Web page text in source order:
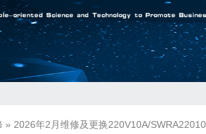
» 2026年2月维修及更换220V10A/